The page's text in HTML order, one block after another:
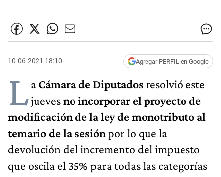
10-06-2021 18:10 Agregar PERFIL en Google
La Cámara de Diputados resolvió este
juevesno incorporar el proyecto de
modificación de la ley de monotributo al
temario de la sesiónpor lo que la
devolución del incremento del impuesto
que oscila el 35% para todas las categorías